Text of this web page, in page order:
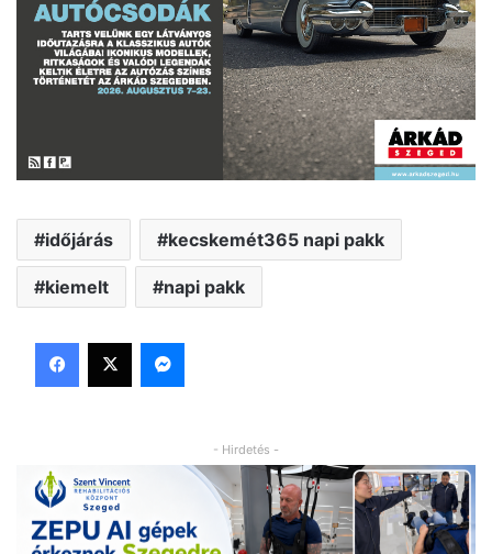
időjárás kecskemét365 napi pakk
kiemelt napi pakk
Facebook
X Messenger
- Hirdetés -